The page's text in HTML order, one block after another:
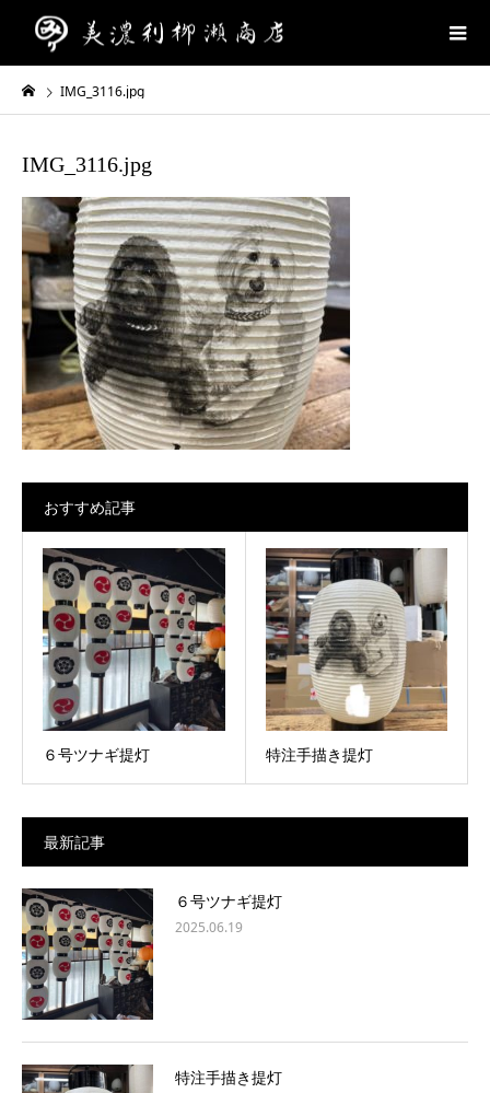
IMG_3116.jpg
IMG_3116.jpg
おすすめ記事
６号ツナギ提灯 特注手描き提灯
最新記事
６号ツナギ提灯
2025.06.19
特注手描き提灯